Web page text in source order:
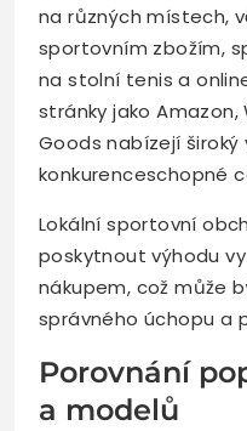
na různých místech,
sportovním zbožím,
na stolní tenis a
stránky jako Amazon,
Goods nabízejí široký
konkurenceschopné
Lokální sportovní
poskytnout výhodu
nákupem, což může
správného úchopu a
Porovnání
a modelů